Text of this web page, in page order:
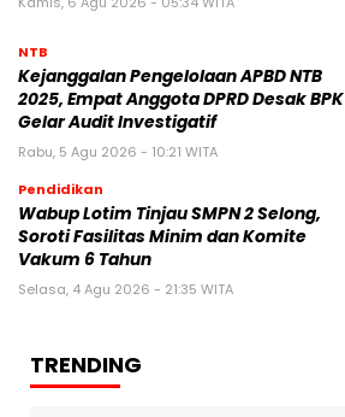
NTB
Kejanggalan Pengelolaan APBD NTB
2025, Empat Anggota DPRD Desak BPK
Gelar Audit Investigatif
Rabu, 5 Agu 2026 - 10:21 WITA
Pendidikan
Wabup Lotim Tinjau SMPN 2 Selong,
Soroti Fasilitas Minim dan Komite
Vakum 6 Tahun
Selasa, 4 Agu 2026 - 21:35 WITA
TRENDING